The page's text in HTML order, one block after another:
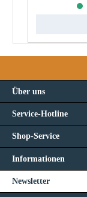
Über uns
Service-Hotline
Shop-Service
Informationen
Newsletter